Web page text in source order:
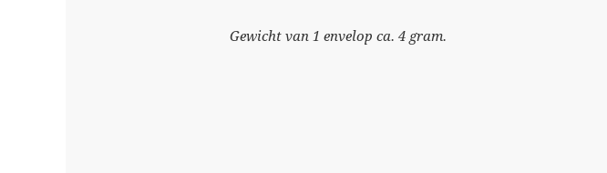
Gewicht van 1 envelop ca. 4 gram.